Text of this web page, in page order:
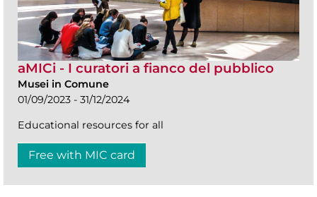
aMICi - I curatori a fianco del pubblico
Musei in Comune
01/09/2023 - 31/12/2024
Educational resources for all
Free with MIC card